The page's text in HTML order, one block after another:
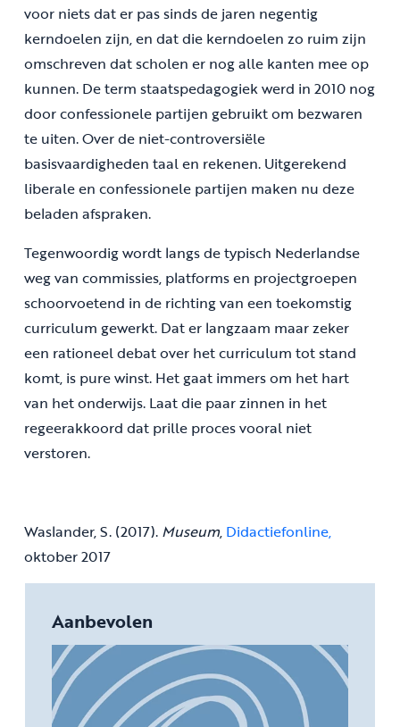
voor niets dat er pas sinds de jaren negentig
kerndoelen zijn, en dat die kerndoelen zo ruim zijn
omschreven dat scholen er nog alle kanten mee op
kunnen. De term staatspedagogiek werd in 2010 nog
door confessionele partijen gebruikt om bezwaren
te uiten. Over de niet-controversiële
basisvaardigheden taal en rekenen. Uitgerekend
liberale en confessionele partijen maken nu deze
beladen afspraken.
Tegenwoordig wordt langs de typisch Nederlandse
weg van commissies, platforms en projectgroepen
schoorvoetend in de richting van een toekomstig
curriculum gewerkt. Dat er langzaam maar zeker
een rationeel debat over het curriculum tot stand
komt, is pure winst. Het gaat immers om het hart
van het onderwijs. Laat die paar zinnen in het
regeerakkoord dat prille proces vooral niet
verstoren.
Waslander, S. (2017). Museum, Didactiefonline,
oktober 2017
Aanbevolen